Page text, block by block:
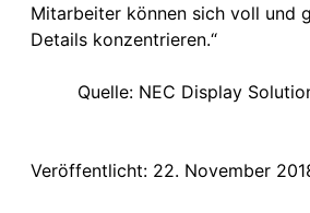
Mitarbeiter können sich voll und
Details konzentrieren.“
Quelle: NEC Display
Veröffentlicht: 22. November